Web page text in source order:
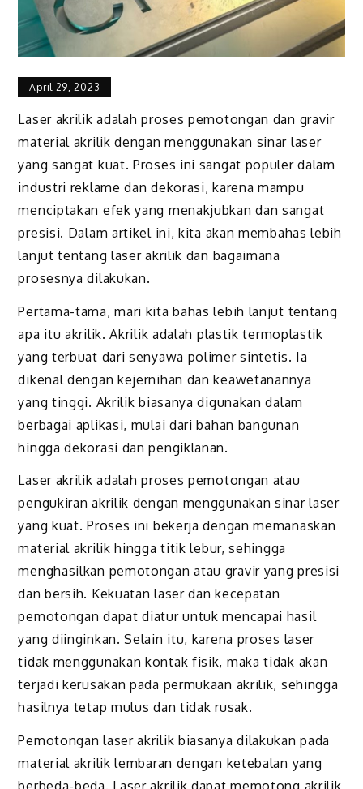
April 29, 2023
Laser akrilik adalah proses pemotongan dan gravir
material akrilik dengan menggunakan sinar laser
yang sangat kuat. Proses ini sangat populer dalam
industri reklame dan dekorasi, karena mampu
menciptakan efek yang menakjubkan dan sangat
presisi. Dalam artikel ini, kita akan membahas lebih
lanjut tentang laser akrilik dan bagaimana
prosesnya dilakukan.
Pertama-tama, mari kita bahas lebih lanjut tentang
apa itu akrilik. Akrilik adalah plastik termoplastik
yang terbuat dari senyawa polimer sintetis. Ia
dikenal dengan kejernihan dan keawetanannya
yang tinggi. Akrilik biasanya digunakan dalam
berbagai aplikasi, mulai dari bahan bangunan
hingga dekorasi dan pengiklanan.
Laser akrilik adalah proses pemotongan atau
pengukiran akrilik dengan menggunakan sinar laser
yang kuat. Proses ini bekerja dengan memanaskan
material akrilik hingga titik lebur, sehingga
menghasilkan pemotongan atau gravir yang presisi
dan bersih. Kekuatan laser dan kecepatan
pemotongan dapat diatur untuk mencapai hasil
yang diinginkan. Selain itu, karena proses laser
tidak menggunakan kontak fisik, maka tidak akan
terjadi kerusakan pada permukaan akrilik, sehingga
hasilnya tetap mulus dan tidak rusak.
Pemotongan laser akrilik biasanya dilakukan pada
material akrilik lembaran dengan ketebalan yang